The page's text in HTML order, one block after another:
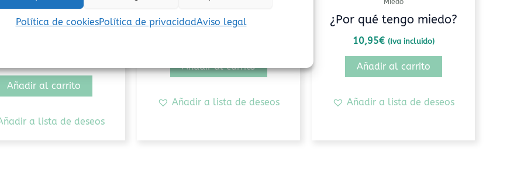
Política de cookiesPolítica de privacidadAviso legal
Miedo
necesito cuando tengo
Añadir al carrito
a lista de deseos
Amor
Nunca dejes de brillar
Añadir al carrito
Añadir a lista de deseos
Miedo
¿Por qué tengo miedo?
10,95€ (Iva incluido)
Añadir al carrito
Añadir a lista de deseos